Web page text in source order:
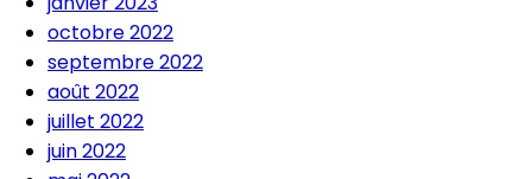
octobre 2022
septembre 2022
août 2022
juillet 2022
juin 2022